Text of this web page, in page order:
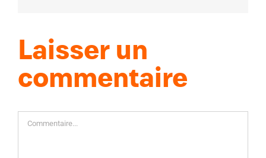
Laisser un
commentaire
Commentaire